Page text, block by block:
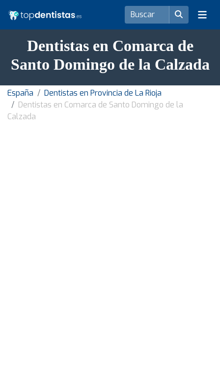
Dentistas en Comarca de
Santo Domingo de la Calzada
España
Dentistas en Provincia de La Rioja
Dentistas en Comarca de Santo Domingo de la
Calzada